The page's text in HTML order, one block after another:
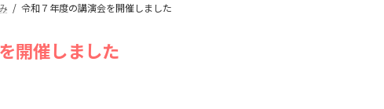
令和７年度の講演会を開催しました
開催しました